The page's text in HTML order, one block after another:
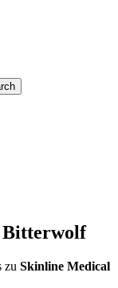
Bitterwolf
zu Skinline Medical